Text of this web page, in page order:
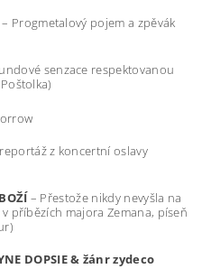
Progmetalový pojem a zpěvák
senzace respektovanou
z koncertní oslavy
– Přestože nikdy nevyšla na
příbězích majora Zemana, píseň
DOPSIE & žánr zydeco